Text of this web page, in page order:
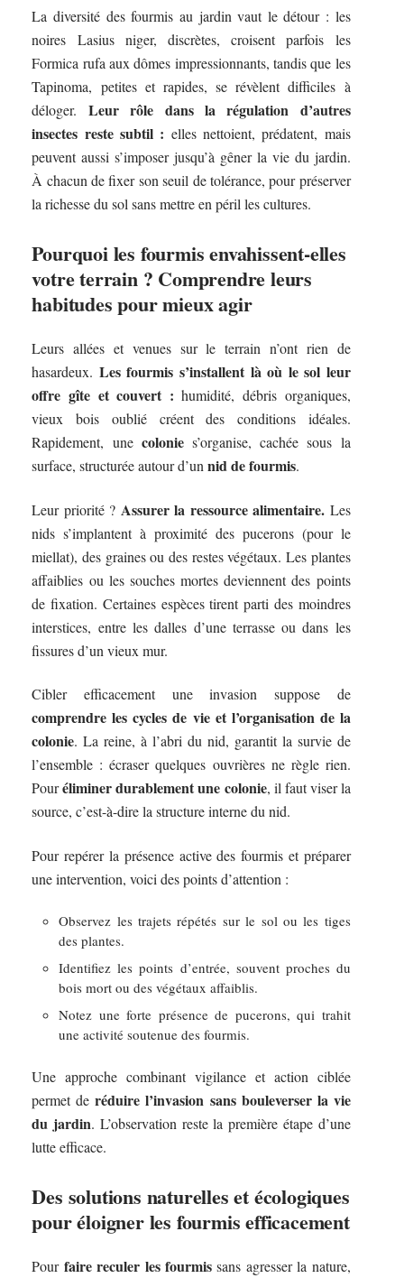
La diversité des fourmis au jardin vaut le détour : les
noires Lasius niger, discrètes, croisent parfois les
Formica rufa aux dômes impressionnants, tandis que les
Tapinoma, petites et rapides, se révèlent difficiles à
déloger. Leur rôle dans la régulation d’autres
insectes reste subtil : elles nettoient, prédatent, mais
peuvent aussi s’imposer jusqu’à gêner la vie du jardin.
À chacun de fixer son seuil de tolérance, pour préserver
la richesse du sol sans mettre en péril les cultures.
Pourquoi les fourmis envahissent-elles
votre terrain ? Comprendre leurs
habitudes pour mieux agir
Leurs allées et venues sur le terrain n’ont rien de
hasardeux. Les fourmis s’installent là où le sol leur
offre gîte et couvert : humidité, débris organiques,
vieux bois oublié créent des conditions idéales.
Rapidement, une colonies’organise, cachée sous la
surface, structurée autour d’unnid de fourmis.
Leur priorité ? Assurer la ressource alimentaire. Les
nids s’implantent à proximité des pucerons (pour le
miellat), des graines ou des restes végétaux. Les plantes
affaiblies ou les souches mortes deviennent des points
de fixation. Certaines espèces tirent parti des moindres
interstices, entre les dalles d’une terrasse ou dans les
fissures d’un vieux mur.
Cibler efficacement une invasion suppose de
comprendre les cycles de vie et l’organisation de la
colonie. La reine, à l’abri du nid, garantit la survie de
l’ensemble : écraser quelques ouvrières ne règle rien.
Pouréliminer durablement une colonie, il faut viser la
source, c’est-à-dire la structure interne du nid.
Pour repérer la présence active des fourmis et préparer
une intervention, voici des points d’attention :
Observez les trajets répétés sur le sol ou les tiges
des plantes.
Identifiez les points d’entrée, souvent proches du
bois mort ou des végétaux affaiblis.
Notez une forte présence de pucerons, qui trahit
une activité soutenue des fourmis.
Une approche combinant vigilance et action ciblée
permet deréduire l’invasion sans bouleverser la vie
du jardin. L’observation reste la première étape d’une
lutte efficace.
Des solutions naturelles et écologiques
pour éloigner les fourmis efficacement
Pour faire reculer les fourmis sans agresser la nature,